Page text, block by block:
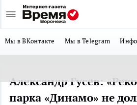
Мы в ВКонтакте Мы в Telegram
Александр Гусев:
парка «Динамо» не